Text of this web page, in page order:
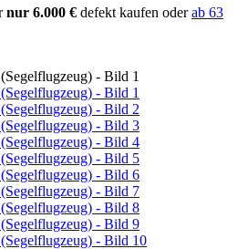
nur 6.000 € defekt kaufen oderab 63